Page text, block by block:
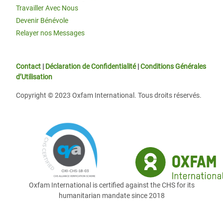
Travailler Avec Nous
Devenir Bénévole
Relayer nos Messages
Contact | Déclaration de Confidentialité|Conditions Générales
d’Utilisation
Copyright © 2023 Oxfam International. Tous droits réservés.
Oxfam International is certified against the CHS for its
humanitarian mandate since 2018